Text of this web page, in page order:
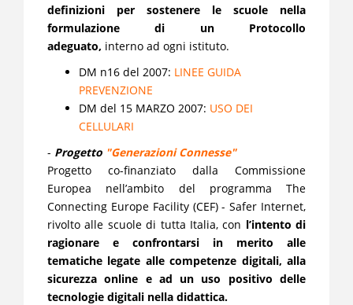
definizioni per sostenere le scuole nella
formulazione di un Protocollo
adeguato, interno ad ogni istituto.
DM n16 del 2007: LINEE GUIDA
PREVENZIONE
DM del 15 MARZO 2007: USO DEI
CELLULARI
- Progetto "Generazioni Connesse"
Progetto co-finanziato dalla Commissione
Europea nell’ambito del programma The
Connecting Europe Facility (CEF) - Safer Internet,
rivolto alle scuole di tutta Italia, con l’intento di
ragionare e confrontarsi in merito alle
tematiche legate alle competenze digitali, alla
sicurezza online e ad un uso positivo delle
tecnologie digitali nella didattica.